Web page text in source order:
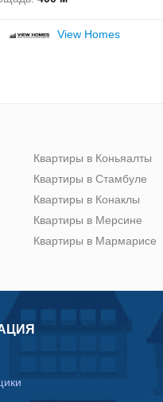
View Homes
Квартиры в Коньяалты
Квартиры в Стамбуле
Квартиры в Конаклы
Квартиры в Мерсине
Квартиры в Мармарисе